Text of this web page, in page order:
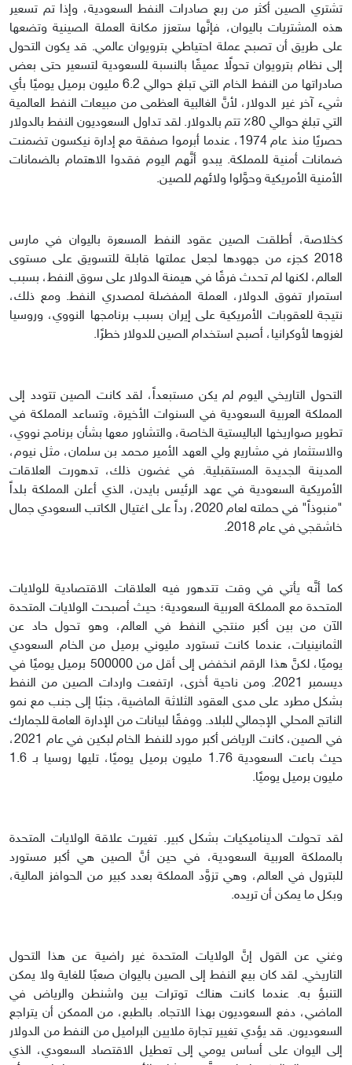
تشتري الصين أكثر من ربع صادرات النفط السعودية، وإذا تم تسعير
هذه المشتريات باليوان، فإنَّها ستعزز مكانة العملة الصينية وتضعها
على طريق أن تصبح عملة احتياطي بترويوان عالمي. قد يكون التحول
إلى نظام بترويوان تحولًا عميقًا بالنسبة للسعودية لتسعير حتى بعض
صادراتها من النفط الخام التي تبلغ حوالي 6.2 مليون برميل يوميًا بأي
شيء آخر غير الدولار، لأنَّ الغالبية العظمى من مبيعات النفط العالمية
التي تبلغ حوالي 80٪ تتم بالدولار. لقد تداول السعوديون النفط بالدولار
حصريًا منذ عام 1974، عندما أبرموا صفقة مع إدارة نيكسون تضمنت
ضمانات أمنية للمملكة. يبدو أنَّهم اليوم فقدوا الاهتمام بالضمانات
الأمنية الأمريكية وحوَّلوا ولائهم للصين.
كخلاصة، أطلقت الصين عقود النفط المسعرة باليوان في مارس
2018 كجزء من جهودها لجعل عملتها قابلة للتسويق على مستوى
العالم، لكنها لم تحدث فرقًا في هيمنة الدولار على سوق النفط، بسبب
استمرار تفوق الدولار، العملة المفضلة لمصدري النفط. ومع ذلك،
نتيجة للعقوبات الأمريكية على إيران بسبب برنامجها النووي، وروسيا
لغزوها لأوكرانيا، أصبح استخدام الصين للدولار خطرًا.
التحول التاريخي اليوم لم يكن مستبعداً، لقد كانت الصين تتودد إلى
المملكة العربية السعودية في السنوات الأخيرة، وتساعد المملكة في
تطوير صواريخها الباليستية الخاصة، والتشاور معها بشأن برنامج نووي،
والاستثمار في مشاريع ولي العهد الأمير محمد بن سلمان، مثل نيوم،
المدينة الجديدة المستقبلية. في غضون ذلك، تدهورت العلاقات
الأمريكية السعودية في عهد الرئيس بايدن، الذي أعلن المملكة بلداً
"منبوذاً" في حملته لعام 2020، رداً على اغتيال الكاتب السعودي جمال
خاشقجي في عام 2018.
كما أنَّه يأتي في وقت تتدهور فيه العلاقات الاقتصادية للولايات
المتحدة مع المملكة العربية السعودية؛ حيث أصبحت الولايات المتحدة
الآن من بين أكبر منتجي النفط في العالم، وهو تحول حاد عن
الثمانينيات، عندما كانت تستورد مليوني برميل من الخام السعودي
يوميًا، لكنَّ هذا الرقم انخفض إلى أقل من 500000 برميل يوميًا في
ديسمبر 2021. ومن ناحية أخرى، ارتفعت واردات الصين من النفط
بشكل مطرد على مدى العقود الثلاثة الماضية، جنبًا إلى جنب مع نمو
الناتج المحلي الإجمالي للبلاد. ووفقًا لبيانات من الإدارة العامة للجمارك
في الصين، كانت الرياض أكبر مورد للنفط الخام لبكين في عام 2021،
حيث باعت السعودية 1.76 مليون برميل يوميًا، تليها روسيا بـ 1.6
مليون برميل يوميًا.
لقد تحولت الديناميكيات بشكل كبير. تغيرت علاقة الولايات المتحدة
بالمملكة العربية السعودية، في حين أنَّ الصين هي أكبر مستورد
للبترول في العالم، وهي تزوَّد المملكة بعدد كبير من الحوافز المالية،
وبكل ما يمكن أن تريده.
وغني عن القول إنَّ الولايات المتحدة غير راضية عن هذا التحول
التاريخي. لقد كان بيع النفط إلى الصين باليوان صعبًا للغاية ولا يمكن
التنبؤ به. عندما كانت هناك توترات بين واشنطن والرياض في
الماضي، دفع السعوديون بهذا الاتجاه. بالطبع، من الممكن أن يتراجع
السعوديون. قد يؤدي تغيير تجارة ملايين البراميل من النفط من الدولار
إلى اليوان على أساس يومي إلى تعطيل الاقتصاد السعودي، الذي